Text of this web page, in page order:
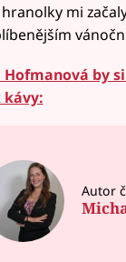
mi
Hofmanová by
kávy:
Autor